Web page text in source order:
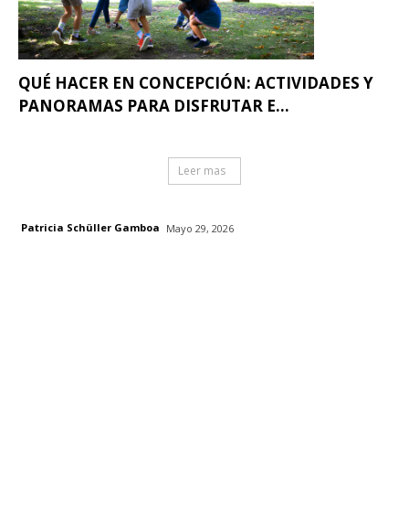
QUÉ HACER EN CONCEPCIÓN: ACTIVIDADES Y
PANORAMAS PARA DISFRUTAR E...
Leer mas
Patricia Schüller Gamboa Mayo 29, 2026